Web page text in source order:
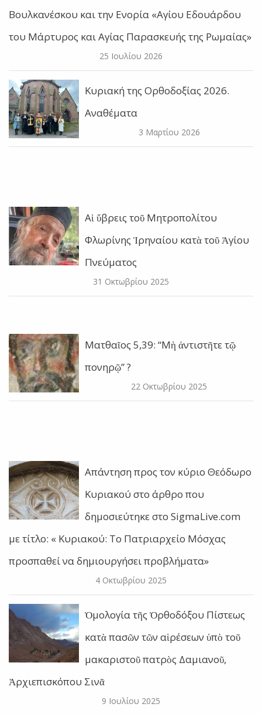
Βουλκανέσκου και την Ενορία «Αγίου Εδουάρδου
του Μάρτυρος και Αγίας Παρασκευής της Ρωμαίας»
25 Ιουλίου 2026
Κυριακή της Ορθοδοξίας 2026.
Αναθέματα
3 Μαρτίου 2026
Αἱ ὕβρεις τοῦ Μητροπολίτου
Φλωρίνης Ἰρηναίου κατὰ τοῦ Ἁγίου
Πνεύματος
31 Οκτωβρίου 2025
Ματθαῖος 5,39: “Μὴ ἀντιστῆτε τῷ
πονηρῷ” ?
22 Οκτωβρίου 2025
Απάντηση προς τον κύριο Θεόδωρο
Κυριακού στο άρθρο που
δημοσιεύτηκε στο SigmaLive.com
με τίτλο: « Κυριακού: Το Πατριαρχείο Μόσχας
προσπαθεί να δημιουργήσει προβλήματα»
4 Οκτωβρίου 2025
Ὁμολογία τῆς Ὀρθοδόξου Πίστεως
κατὰ πασῶν τῶν αἱρέσεων ὑπὸ τοῦ
μακαριστοῦ πατρὸς Δαμιανοῦ,
Ἀρχιεπισκόπου Σινᾶ
9 Ιουλίου 2025